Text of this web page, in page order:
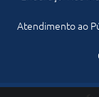
Atendimento ao